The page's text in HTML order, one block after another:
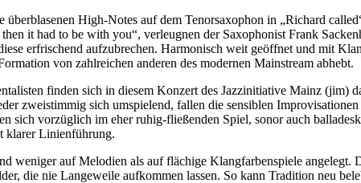
High-Notes auf dem Tenorsaxophon in „Richard
it had to be with you“, verleugnen der Saxophonist Frank
erfrischend aufzubrechen. Harmonisch weit geöffnet und mit
von zahlreichen anderen des modernen Mainstream abhebt.
finden sich in diesem Konzert des Jazzinitiative Mainz (jim)
zweistimmig sich umspielend, fallen die sensiblen
sich vorzüglich im eher ruhig-fließenden Spiel, sonor auch
klarer Linienführung.
weniger auf Melodien als auf flächige Klangfarbenspiele angelegt.
die nie Langeweile aufkommen lassen. So kann Tradition neu